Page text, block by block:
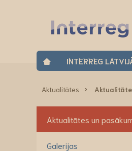
INTERREG
Aktualitātes
Aktualitātes un
Galerijas